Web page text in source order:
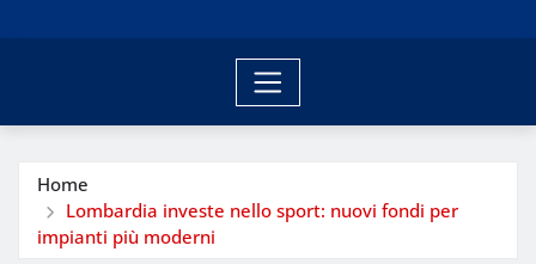
Home
Lombardia investe nello sport: nuovi fondi per
impianti più moderni